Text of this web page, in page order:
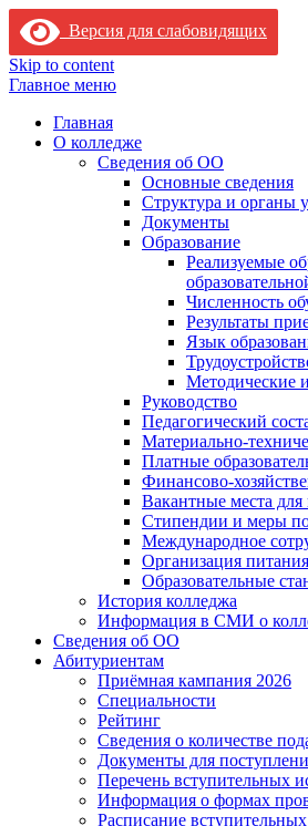
Версия для слабовидящих
Skip to content
Главное меню
Главная
О колледже
Сведения об ОО
Основные сведения
Структура и органы
Документы
Образование
Реализуемые
Численность
Результаты
Язык
Методические
Руководство
Педагогический
Материально-
Платные
Финансово-
Вакантные места
Стипендии и меры
Международное
Организация
Образовательные
История колледжа
Информация в СМИ о
Сведения об ОО
Абитуриентам
Приёмная кампания 2026
Специальности
Рейтинг
Сведения о количестве
Документы для
Перечень вступительных
Информация о формах
Расписание